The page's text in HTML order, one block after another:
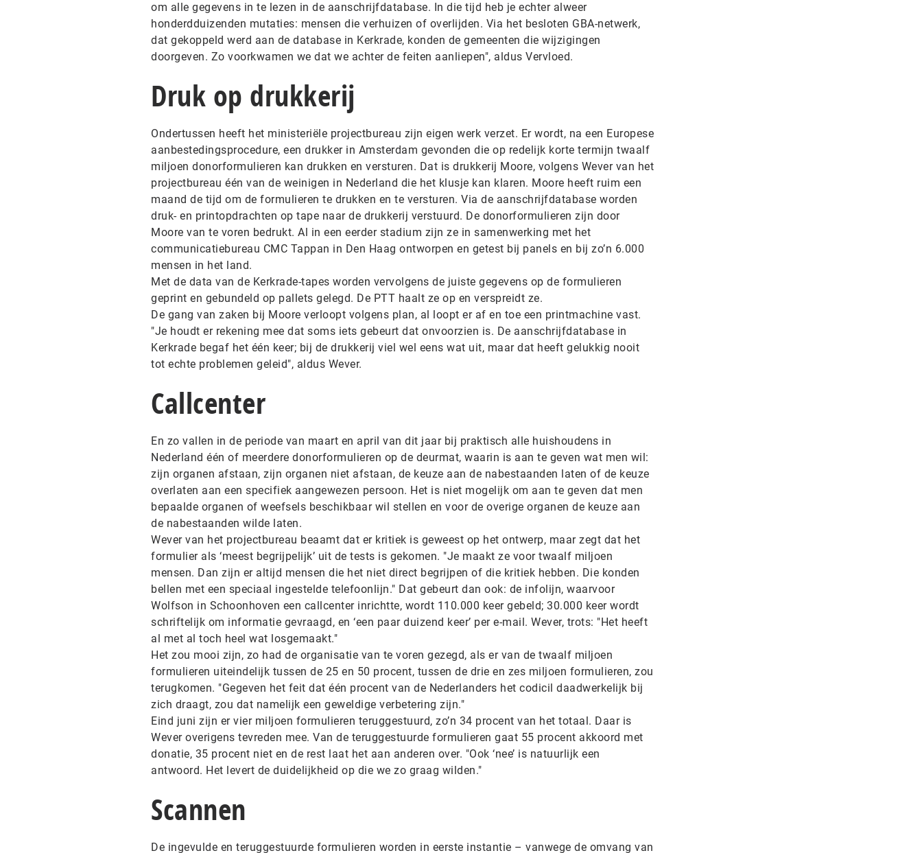
om alle gegevens in te lezen in de aanschrijfdatabase. In die tijd heb je echter alweer
honderdduizenden mutaties: mensen die verhuizen of overlijden. Via het besloten GBA-netwerk,
dat gekoppeld werd aan de database in Kerkrade, konden de gemeenten die wijzigingen
doorgeven. Zo voorkwamen we dat we achter de feiten aanliepen", aldus Vervloed.
Druk op drukkerij
Ondertussen heeft het ministeriële projectbureau zijn eigen werk verzet. Er wordt, na een Europese
aanbestedingsprocedure, een drukker in Amsterdam gevonden die op redelijk korte termijn twaalf
miljoen donorformulieren kan drukken en versturen. Dat is drukkerij Moore, volgens Wever van het
projectbureau één van de weinigen in Nederland die het klusje kan klaren. Moore heeft ruim een
maand de tijd om de formulieren te drukken en te versturen. Via de aanschrijfdatabase worden
druk- en printopdrachten op tape naar de drukkerij verstuurd. De donorformulieren zijn door
Moore van te voren bedrukt. Al in een eerder stadium zijn ze in samenwerking met het
communicatiebureau CMC Tappan in Den Haag ontworpen en getest bij panels en bij zo’n 6.000
mensen in het land.
Met de data van de Kerkrade-tapes worden vervolgens de juiste gegevens op de formulieren
geprint en gebundeld op pallets gelegd. De PTT haalt ze op en verspreidt ze.
De gang van zaken bij Moore verloopt volgens plan, al loopt er af en toe een printmachine vast.
"Je houdt er rekening mee dat soms iets gebeurt dat onvoorzien is. De aanschrijfdatabase in
Kerkrade begaf het één keer; bij de drukkerij viel wel eens wat uit, maar dat heeft gelukkig nooit
tot echte problemen geleid", aldus Wever.
Callcenter
En zo vallen in de periode van maart en april van dit jaar bij praktisch alle huishoudens in
Nederland één of meerdere donorformulieren op de deurmat, waarin is aan te geven wat men wil:
zijn organen afstaan, zijn organen niet afstaan, de keuze aan de nabestaanden laten of de keuze
overlaten aan een specifiek aangewezen persoon. Het is niet mogelijk om aan te geven dat men
bepaalde organen of weefsels beschikbaar wil stellen en voor de overige organen de keuze aan
de nabestaanden wilde laten.
Wever van het projectbureau beaamt dat er kritiek is geweest op het ontwerp, maar zegt dat het
formulier als ‘meest begrijpelijk’ uit de tests is gekomen. "Je maakt ze voor twaalf miljoen
mensen. Dan zijn er altijd mensen die het niet direct begrijpen of die kritiek hebben. Die konden
bellen met een speciaal ingestelde telefoonlijn." Dat gebeurt dan ook: de infolijn, waarvoor
Wolfson in Schoonhoven een callcenter inrichtte, wordt 110.000 keer gebeld; 30.000 keer wordt
schriftelijk om informatie gevraagd, en ‘een paar duizend keer’ per e-mail. Wever, trots: "Het heeft
al met al toch heel wat losgemaakt."
Het zou mooi zijn, zo had de organisatie van te voren gezegd, als er van de twaalf miljoen
formulieren uiteindelijk tussen de 25 en 50 procent, tussen de drie en zes miljoen formulieren, zou
terugkomen. "Gegeven het feit dat één procent van de Nederlanders het codicil daadwerkelijk bij
zich draagt, zou dat namelijk een geweldige verbetering zijn."
Eind juni zijn er vier miljoen formulieren teruggestuurd, zo’n 34 procent van het totaal. Daar is
Wever overigens tevreden mee. Van de teruggestuurde formulieren gaat 55 procent akkoord met
donatie, 35 procent niet en de rest laat het aan anderen over. "Ook ‘nee’ is natuurlijk een
antwoord. Het levert de duidelijkheid op die we zo graag wilden."
Scannen
De ingevulde en teruggestuurde formulieren worden in eerste instantie – vanwege de omvang van